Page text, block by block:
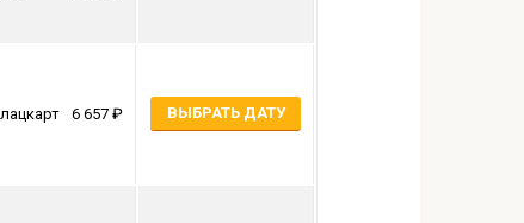
6 657 ВЫБРАТЬ ДАТУ